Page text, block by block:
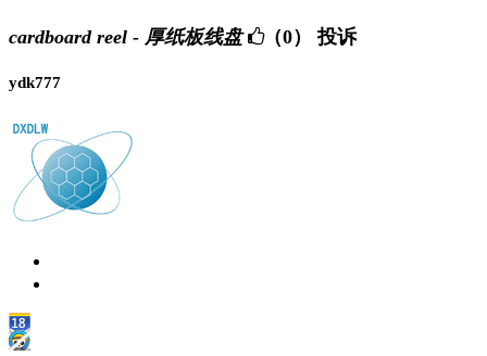
cardboard reel - 厚纸板线盘 （0） 投诉
ydk777